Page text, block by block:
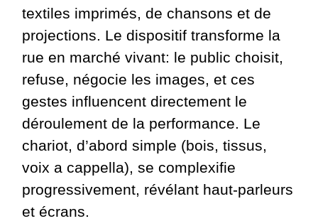
textiles imprimés, de chansons et de
projections. Le dispositif transforme la
rue en marché vivant: le public choisit,
refuse, négocie les images, et ces
gestes influencent directement le
déroulement de la performance. Le
chariot, d’abord simple (bois, tissus,
voix a cappella), se complexifie
progressivement, révélant haut-parleurs
et écrans.